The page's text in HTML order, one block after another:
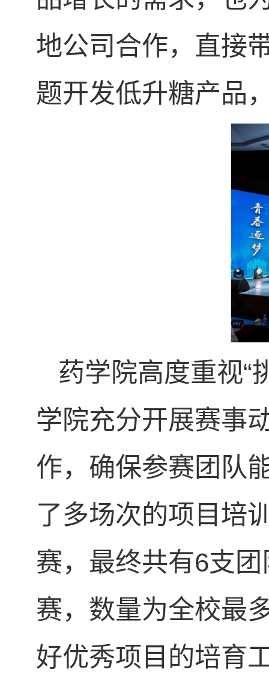
地公司合作，直接
题开发低升糖产品
药学院高度重视“
学院充分开展赛事
作，确保参赛团队
了多场次的项目培
赛，最终共有6支
赛，数量为全校最
好优秀项目的培育